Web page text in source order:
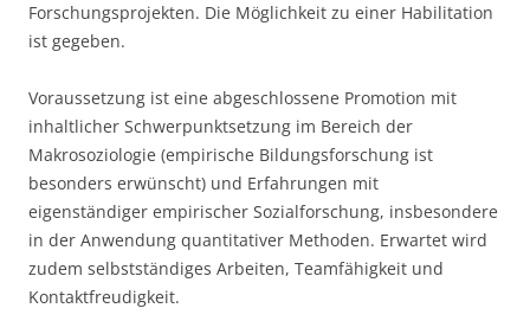
Forschungsprojekten. Die Möglichkeit zu einer Habilitation
ist gegeben.
Voraussetzung ist eine abgeschlossene Promotion mit
inhaltlicher Schwerpunktsetzung im Bereich der
Makrosoziologie (empirische Bildungsforschung ist
besonders erwünscht) und Erfahrungen mit
eigenständiger empirischer Sozialforschung, insbesondere
in der Anwendung quantitativer Methoden. Erwartet wird
zudem selbstständiges Arbeiten, Teamfähigkeit und
Kontaktfreudigkeit.